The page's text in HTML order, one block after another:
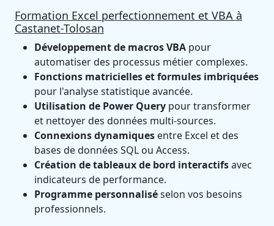
Formation Excel perfectionnement et VBA à
Castanet-Tolosan
Développement de macros VBA pour
automatiser des processus métier complexes.
Fonctions matricielles et formules imbriquées
pour l'analyse statistique avancée.
Utilisation de Power Query pour transformer
et nettoyer des données multi-sources.
Connexions dynamiques entre Excel et des
bases de données SQL ou Access.
Création de tableaux de bord interactifsavec
indicateurs de performance.
Programme personnaliséselon vos besoins
professionnels.